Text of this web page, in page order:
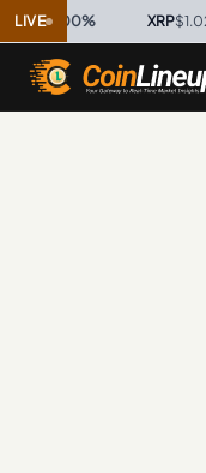
LIVE
0.00 %· XRP$1.02